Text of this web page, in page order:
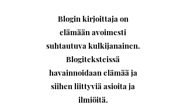
Blogin kirjoittaja on
elämään avoimesti
suhtautuva kulkijanainen.
Blogiteksteissä
havainnoidaan elämää ja
siihen liittyviä asioita ja
ilmiöitä.